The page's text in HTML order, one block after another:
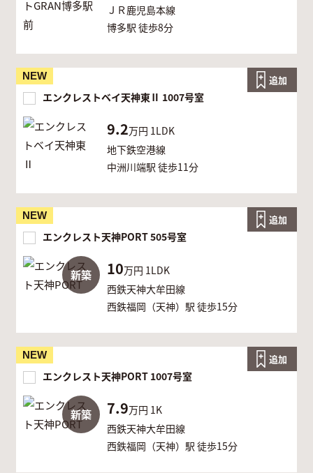
ＪＲ鹿児島本線
博多駅 徒歩8分
NEW
エンクレストベイ天神東Ⅱ 1007号室
9.2万円 1LDK
地下鉄空港線
中洲川端駅 徒歩11分
追加
NEW
新築
エンクレスト天神PORT 505号室
10万円 1LDK
西鉄天神大牟田線
西鉄福岡（天神）駅 徒歩15分
追加
NEW
新築
エンクレスト天神PORT 1007号室
7.9万円 1K
西鉄天神大牟田線
西鉄福岡（天神）駅 徒歩15分
追加